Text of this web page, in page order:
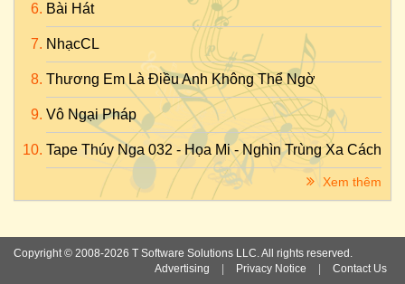
Bài Hát
NhạcCL
Thương Em Là Điều Anh Không Thể Ngờ
Vô Ngại Pháp
Tape Thúy Nga 032 - Họa Mi - Nghìn Trùng Xa Cách
Xem thêm
Copyright © 2008-2026 T Software Solutions LLC. All rights reserved.
Advertising
Privacy Notice Contact Us